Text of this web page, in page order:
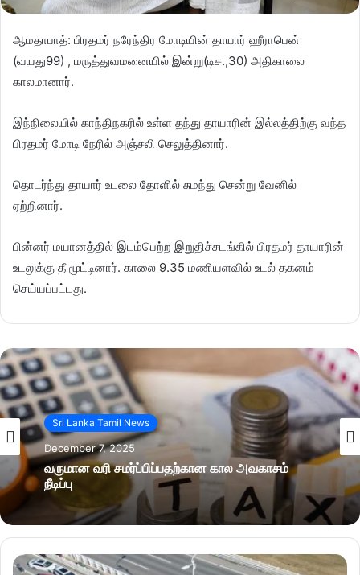
ஆமதாபாத்: பிரதமர் நரேந்திர மோடியின் தாயார் ஹீராபென்
(வயது99) , மருத்துவமனையில் இன்று(டிச.,30) அதிகாலை
காலமானார்.
இந்நிலையில் காந்திநகரில் உள்ள தந்து தாயாரின் இல்லத்திற்கு வந்த
பிரதமர் மோடி நேரில் அஞ்சலி செலுத்தினார்.
தொடர்ந்து தாயார் உடலை தோளில் சுமந்து சென்று வேனில்
ஏற்றினார்.
பின்னர் மயானத்தில் இடம்பெற்ற இறுதிச்சடங்கில் பிரதமர் தாயாரின்
உடலுக்கு தீ மூட்டினார். காலை 9.35 மணியளவில் உடல் தகனம்
செய்யப்பட்டது.
Sri Lanka Tamil News
December 7, 2025
வருமான வரி சமர்ப்பிப்பதற்கான கால அவகாசம்
நீடிப்பு